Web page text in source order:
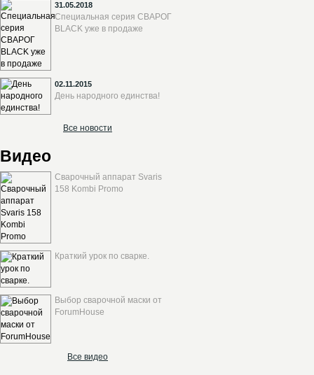
31.05.2018
Специальная серия СВАРОГ
BLACK уже в продаже
02.11.2015
День народного единства!
Все новости
Видео
Сварочный аппарат Svaris
158 Kombi Promo
Краткий урок по сварке.
Выбор сварочной маски от
ForumHouse
Все видео